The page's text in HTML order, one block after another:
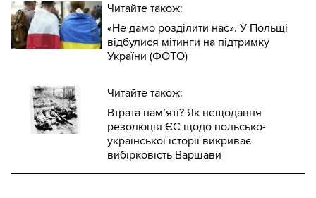
Читайте також:
«Не дамо розділити нас». У Польщі
відбулися мітинги на підтримку
України (ФОТО)
Читайте також:
Втрата пам’яті? Як нещодавня
резолюція ЄС щодо польсько-
української історії викриває
вибірковість Варшави